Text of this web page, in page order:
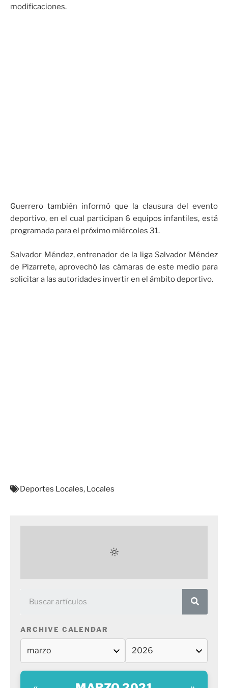
modificaciones.
Guerrero también informó que la clausura del evento
deportivo, en el cual participan 6 equipos infantiles, está
programada para el próximo miércoles 31.
Salvador Méndez, entrenador de la liga Salvador Méndez
de Pizarrete, aprovechó las cámaras de este medio para
solicitar a las autoridades invertir en el ámbito deportivo.
Deportes Locales, Locales
ARCHIVE CALENDAR